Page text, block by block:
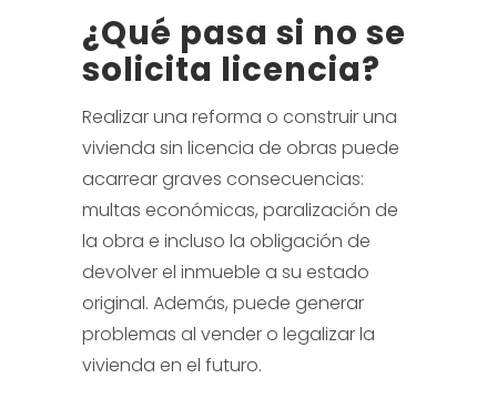
¿Qué pasa si no se
solicita licencia?
Realizar una reforma o construir una
vivienda sin licencia de obras puede
acarrear graves consecuencias:
multas económicas, paralización de
la obra e incluso la obligación de
devolver el inmueble a su estado
original. Además, puede generar
problemas al vender o legalizar la
vivienda en el futuro.